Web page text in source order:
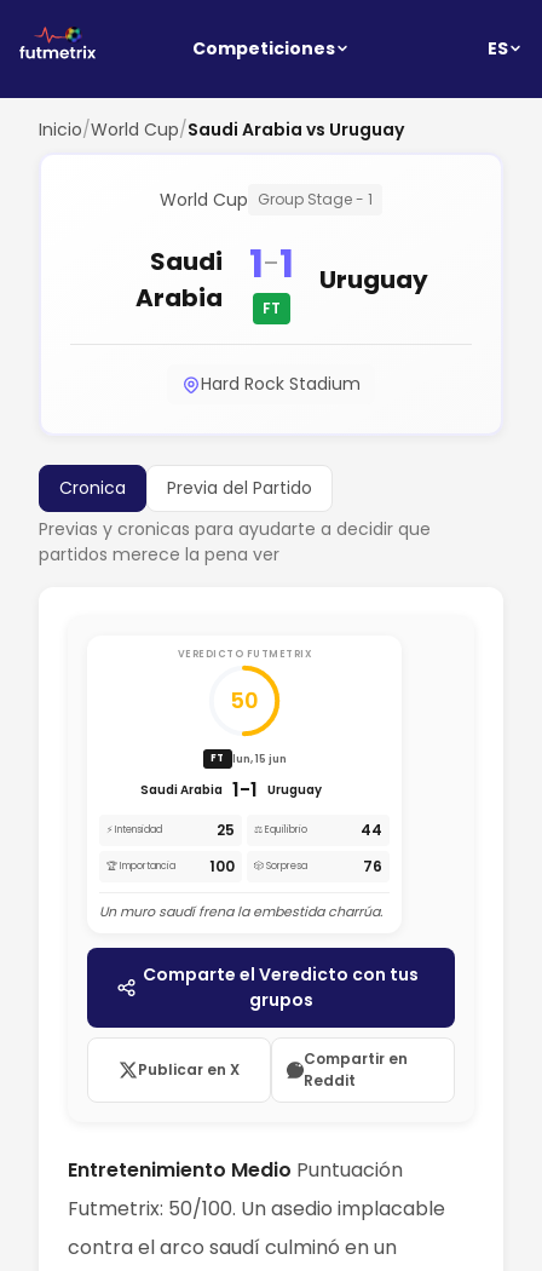
Competiciones ES
Inicio/World Cup/Saudi Arabia vs Uruguay
World Cup Group Stage - 1
Saudi
Arabia
1-1
FT
Uruguay
Hard Rock Stadium
Cronica
Previa del Partido
Previas y cronicas para ayudarte a decidir que
partidos merece la pena ver
VEREDICTO FUTMETRIX
50
FT lun, 15 jun
Saudi Arabia 1-1 Uruguay
⚡ Intensidad 25 ⚖️ Equilibrio 44
🏆 Importancia 100 🎲 Sorpresa 76
Un muro saudí frena la embestida charrúa.
Comparte el Veredicto con tus
grupos
Publicar en X
Compartir en
Reddit
Entretenimiento Medio Puntuación
Futmetrix: 50/100. Un asedio implacable
contra el arco saudí culminó en un